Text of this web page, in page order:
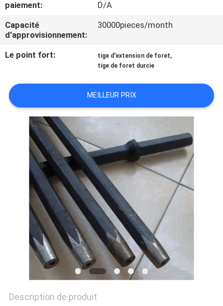
QUALITÉ
CONTACTEZ-
NOUS
DEMANDEZ
UNE
CITATION
PLAN
PRIVACY
POLICY
paiement:
D/A
Capacité
d'approvisionnement:
30000pieces/month
Le point fort: tige d'extension de foret,
tige de foret durcie
MEILLEUR PRIX
Description de produit